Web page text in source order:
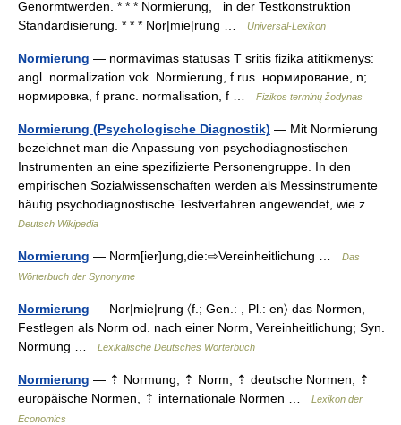
Genormtwerden. * * * Normierung, in der Testkonstruktion
Standardisierung. * * * Nor|mie|rung …
Universal-Lexikon
Normierung — normavimas statusas T sritis fizika atitikmenys:
angl. normalization vok. Normierung, f rus. нормирование, n;
нормировка, f pranc. normalisation, f …
Fizikos terminų žodynas
Normierung (Psychologische Diagnostik) — Mit Normierung
bezeichnet man die Anpassung von psychodiagnostischen
Instrumenten an eine spezifizierte Personengruppe. In den
empirischen Sozialwissenschaften werden als Messinstrumente
häufig psychodiagnostische Testverfahren angewendet, wie z …
Deutsch Wikipedia
Normierung — Norm[ier]ung,die:⇨Vereinheitlichung …
Das
Wörterbuch der Synonyme
Normierung — Nor|mie|rung 〈f.; Gen.: , Pl.: en〉 das Normen,
Festlegen als Norm od. nach einer Norm, Vereinheitlichung; Syn.
Normung …
Lexikalische Deutsches Wörterbuch
Normierung — ⇡ Normung, ⇡ Norm, ⇡ deutsche Normen, ⇡
europäische Normen, ⇡ internationale Normen …
Lexikon der
Economics